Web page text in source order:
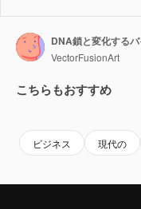
VectorFusionArt
こちらもおすすめ
ビジネス 現代の